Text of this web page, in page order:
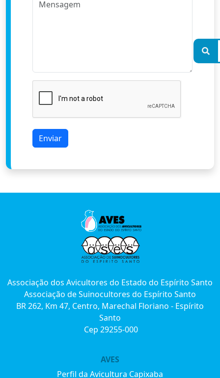
Enviar
AVES
Perfil da Avicultura Capixaba
Associação dos Avicultores do Estado do Espírito Santo
Associação de Suinocultores do Espírito Santo
BR 262, Km 47, Centro, Marechal Floriano - Espírito
Santo
Cep 29255-000